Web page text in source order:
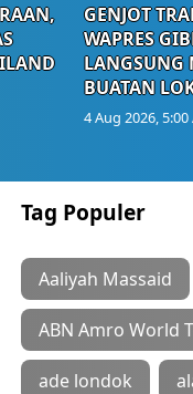
GENJOT
WAPRES
LANGSUNG
BUATAN
4 Aug 2026, 5:00
Tag Populer
Aaliyah Massaid
ABN Amro World
ade londok